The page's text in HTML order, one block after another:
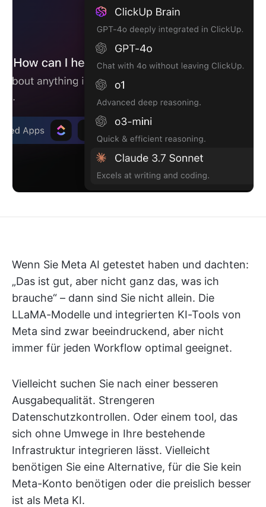
Wenn Sie Meta AI getestet haben und dachten:
„Das ist gut, aber nicht ganz das, was ich
brauche“ – dann sind Sie nicht allein. Die
LLaMA-Modelle und integrierten KI-Tools von
Meta sind zwar beeindruckend, aber nicht
immer für jeden Workflow optimal geeignet.
Vielleicht suchen Sie nach einer besseren
Ausgabequalität. Strengeren
Datenschutzkontrollen. Oder einem tool, das
sich ohne Umwege in Ihre bestehende
Infrastruktur integrieren lässt. Vielleicht
benötigen Sie eine Alternative, für die Sie kein
Meta-Konto benötigen oder die preislich besser
ist als Meta KI.